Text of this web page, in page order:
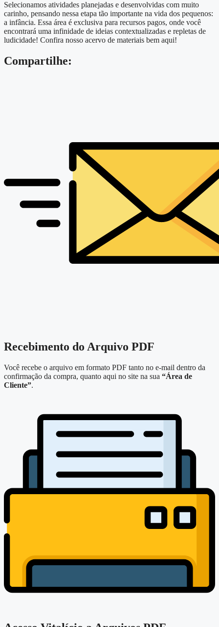
Selecionamos atividades planejadas e desenvolvidas com muito
carinho, pensando nessa etapa tão importante na vida dos pequenos:
a infância. Essa área é exclusiva para recursos pagos, onde você
encontrará uma infinidade de ideias contextualizadas e repletas de
ludicidade! Confira nosso acervo de materiais bem aqui!
Compartilhe:
Recebimento do Arquivo PDF
Você recebe o arquivo em formato PDF tanto no e-mail dentro da
confirmação da compra, quanto aqui no site na sua “Área de
Cliente”.